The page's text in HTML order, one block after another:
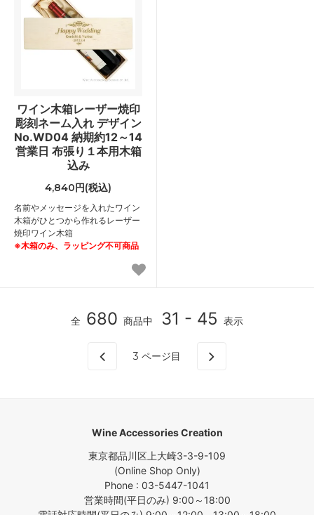
ワイン木箱レーザー焼印
彫刻ネーム入れ デザイン
No.WD04 納期約12～14
営業日 布張り１本用木箱
込み
4,840円(税込)
名前やメッセージを入れたワイン
木箱がひとつから作れるレーザー
焼印ワイン木箱
※木箱のみ、ラッピング不可商品
全 680 商品中 31 - 45 表示
3 ページ目
Wine Accessories Creation
東京都品川区上大崎3-3-9-109
(Online Shop Only)
Phone : 03-5447-1041
営業時間(平日のみ) 9:00～18:00